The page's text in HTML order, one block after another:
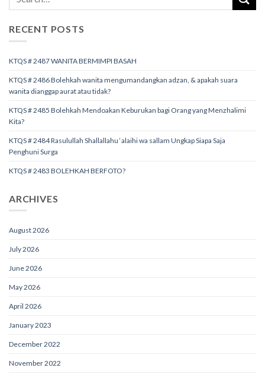
RECENT POSTS
KTQS # 2487 WANITA BERMIMPI BASAH
KTQS # 2486 Bolehkah wanita mengumandangkan adzan, & apakah suara
wanita dianggap aurat atau tidak?
KTQS # 2485 Bolehkah Mendoakan Keburukan bagi Orang yang Menzhalimi
Kita?
KTQS # 2484 Rasulullah Shallallahu ‘alaihi wa sallam Ungkap Siapa Saja
Penghuni Surga
KTQS # 2483 BOLEHKAH BERFOTO?
ARCHIVES
August 2026
July 2026
June 2026
May 2026
April 2026
January 2023
December 2022
November 2022